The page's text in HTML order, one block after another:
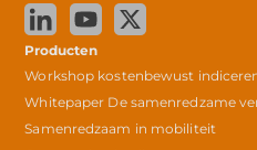
Producten
Workshop kostenbewust
Whitepaper De samenredzame
Samenredzaam in mobiliteit